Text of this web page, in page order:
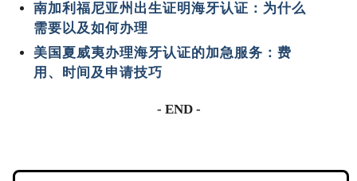
南加利福尼亚州出生证明海牙认证：为什么
需要以及如何办理
美国夏威夷办理海牙认证的加急服务：费
用、时间及申请技巧
- END -